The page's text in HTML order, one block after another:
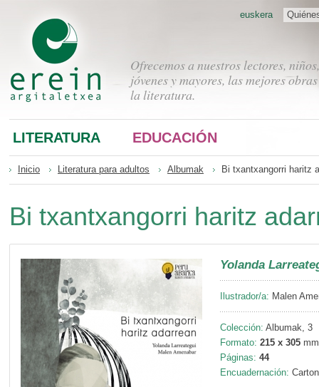
Ofrecemos a nuestros lectores, niños,
jóvenes y mayores, las mejores
la literatura.
euskera
LITERATURA EDUCACIÓN
Inicio Literatura para adultos Albumak Bi txantxangorri haritz
Bi txantxangorri haritz
Yolanda
Ilustrador/a: Malen
Colección: Albumak, 3
Formato: 215 x 305 mm
Páginas: 44
Encuadernación: